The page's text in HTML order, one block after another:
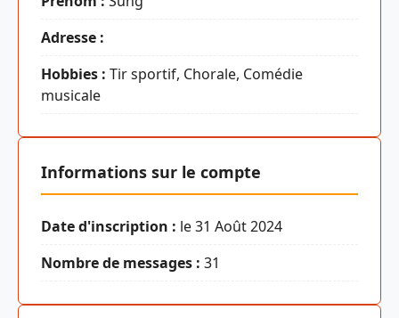
Adresse :
Hobbies : Tir sportif, Chorale, Comédie
musicale
Informations sur le compte
Date d'inscription : le 31 Août 2024
Nombre de messages : 31